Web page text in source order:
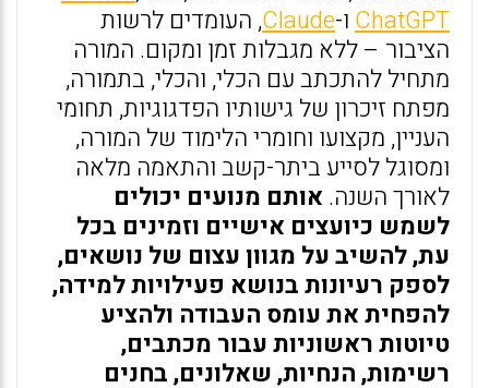
ChatGPT ו-Claude, העומדים לרשות
הציבור – ללא מגבלות זמן ומקום. המורה
מתחיל להתכתב עם הכלי, והכלי, בתמורה,
מפתח זיכרון של גישותיו הפדגוגיות, תחומי
העניין, מקצועו וחומרי הלימוד של המורה,
ומסוגל לסייע ביתר-קשב והתאמה מלאה
לאורך השנה. אותם מנועים יכולים
לשמש כיועצים אישיים וזמינים בכל
עת, להשיב על מגוון עצום של נושאים,
לספק רעיונות בנושא פעילויות למידה,
להפחית את עומס העבודה ולהציע
טיוטות ראשוניות עבור מכתבים,
רשימות, הנחיות, שאלונים, בחנים